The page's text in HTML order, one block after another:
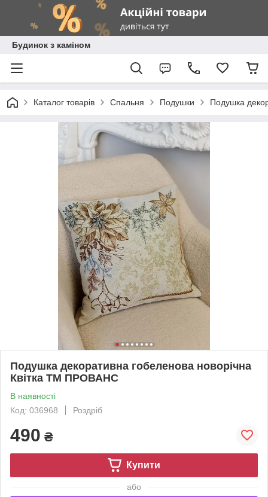
Будинок з каміном
Каталог товарів Спальня Подушки Подушка
Подушка декоративна гобеленова новорічна
Квітка ТМ ПРОВАНС
В наявності
Код: 036968
Роздріб
490 ₴
Купити
або